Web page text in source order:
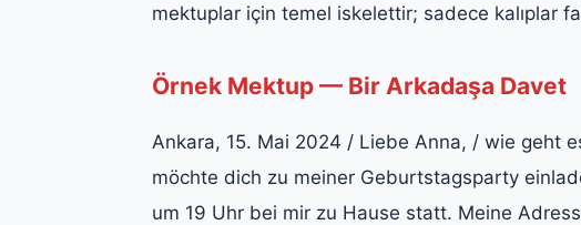
mektuplar için temel iskelettir; sadece kalıplar
Örnek Mektup — Bir Arkadaşa Davet
Ankara, 15. Mai 2024 / Liebe Anna, / wie geht
möchte dich zu meiner Geburtstagsparty
um 19 Uhr bei mir zu Hause statt. Meine